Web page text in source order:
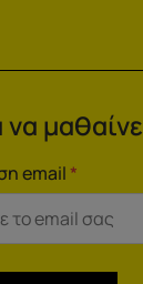
email*